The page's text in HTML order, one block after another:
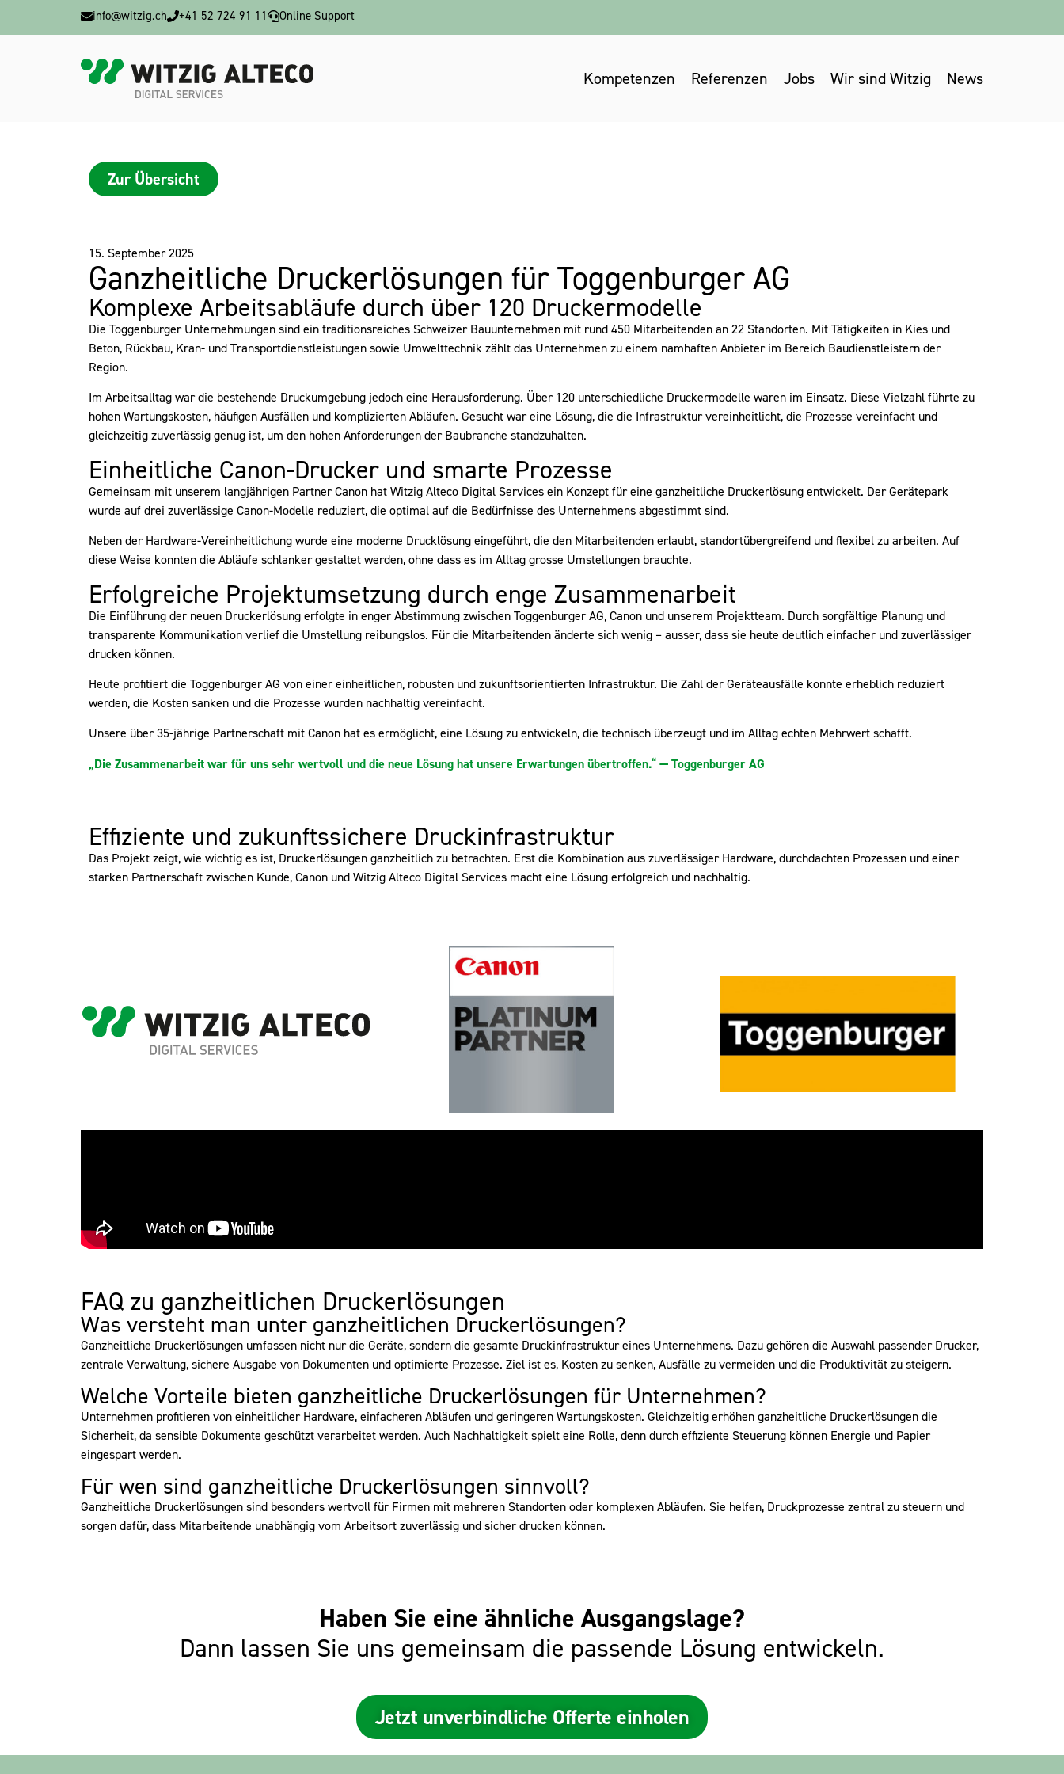
info@witzig.ch +41 52 724 91 11 Online Support
Kompetenzen Referenzen Jobs Wir sind Witzig News
Zur Übersicht
15. September 2025
Ganzheitliche Druckerlösungen für Toggenburger AG
Komplexe Arbeitsabläufe durch über 120 Druckermodelle
Die Toggenburger Unternehmungen sind ein traditionsreiches Schweizer Bauunternehmen mit rund 450 Mitarbeitenden an 22 Standorten. Mit Tätigkeiten in Kies und
Beton, Rückbau, Kran- und Transportdienstleistungen sowie Umwelttechnik zählt das Unternehmen zu einem namhaften Anbieter im Bereich Baudienstleistern der
Region.
Im Arbeitsalltag war die bestehende Druckumgebung jedoch eine Herausforderung. Über 120 unterschiedliche Druckermodelle waren im Einsatz. Diese Vielzahl führte zu
hohen Wartungskosten, häufigen Ausfällen und komplizierten Abläufen. Gesucht war eine Lösung, die die Infrastruktur vereinheitlicht, die Prozesse vereinfacht und
gleichzeitig zuverlässig genug ist, um den hohen Anforderungen der Baubranche standzuhalten.
Einheitliche Canon-Drucker und smarte Prozesse
Gemeinsam mit unserem langjährigen Partner Canon hat Witzig Alteco Digital Services ein Konzept für eine ganzheitliche Druckerlösung entwickelt. Der Gerätepark
wurde auf drei zuverlässige Canon-Modelle reduziert, die optimal auf die Bedürfnisse des Unternehmens abgestimmt sind.
Neben der Hardware-Vereinheitlichung wurde eine moderne Drucklösung eingeführt, die den Mitarbeitenden erlaubt, standortübergreifend und flexibel zu arbeiten. Auf
diese Weise konnten die Abläufe schlanker gestaltet werden, ohne dass es im Alltag grosse Umstellungen brauchte.
Erfolgreiche Projektumsetzung durch enge Zusammenarbeit
Die Einführung der neuen Druckerlösung erfolgte in enger Abstimmung zwischen Toggenburger AG, Canon und unserem Projektteam. Durch sorgfältige Planung und
transparente Kommunikation verlief die Umstellung reibungslos. Für die Mitarbeitenden änderte sich wenig – ausser, dass sie heute deutlich einfacher und zuverlässiger
drucken können.
Heute profitiert die Toggenburger AG von einer einheitlichen, robusten und zukunftsorientierten Infrastruktur. Die Zahl der Geräteausfälle konnte erheblich reduziert
werden, die Kosten sanken und die Prozesse wurden nachhaltig vereinfacht.
Unsere über 35-jährige Partnerschaft mit Canon hat es ermöglicht, eine Lösung zu entwickeln, die technisch überzeugt und im Alltag echten Mehrwert schafft.
„Die Zusammenarbeit war für uns sehr wertvoll und die neue Lösung hat unsere Erwartungen übertroffen.“—Toggenburger AG
Effiziente und zukunftssichere Druckinfrastruktur
Das Projekt zeigt, wie wichtig es ist, Druckerlösungen ganzheitlich zu betrachten. Erst die Kombination aus zuverlässiger Hardware, durchdachten Prozessen und einer
starken Partnerschaft zwischen Kunde, Canon und WitzigAlteco Digital Services macht eine Lösung erfolgreich und nachhaltig.
FAQ zu ganzheitlichen Druckerlösungen
Was versteht man unter ganzheitlichen Druckerlösungen?
Ganzheitliche Druckerlösungen umfassen nicht nur die Geräte, sondern die gesamte Druckinfrastruktur eines Unternehmens. Dazugehörendie Auswahl passender Drucker,
zentrale Verwaltung, sichere Ausgabe von Dokumenten und optimierte Prozesse. Ziel ist es, Kosten zu senken, Ausfälle zu vermeiden und die Produktivität zu steigern.
Welche Vorteile bieten ganzheitliche Druckerlösungen für Unternehmen?
Unternehmen profitieren von einheitlicher Hardware, einfacheren Abläufen und geringeren Wartungskosten. Gleichzeitig erhöhen ganzheitliche Druckerlösungen die
Sicherheit, da sensible Dokumente geschützt verarbeitet werden. Auch Nachhaltigkeit spielt eine Rolle, denn durch effiziente Steuerung können Energie und Papier
eingespart werden.
Für wen sind ganzheitliche Druckerlösungen sinnvoll?
Ganzheitliche Druckerlösungen sind besonders wertvoll für Firmen mit mehreren Standorten oder komplexen Abläufen. Sie helfen, Druckprozesse zentral zu steuern und
sorgen dafür, dass Mitarbeitende unabhängig vom Arbeitsort zuverlässig und sicher drucken können.
Haben Sie eine ähnliche Ausgangslage?
Dann lassen Sie uns gemeinsam die passende Lösung entwickeln.
Jetzt unverbindliche Offerte einholen